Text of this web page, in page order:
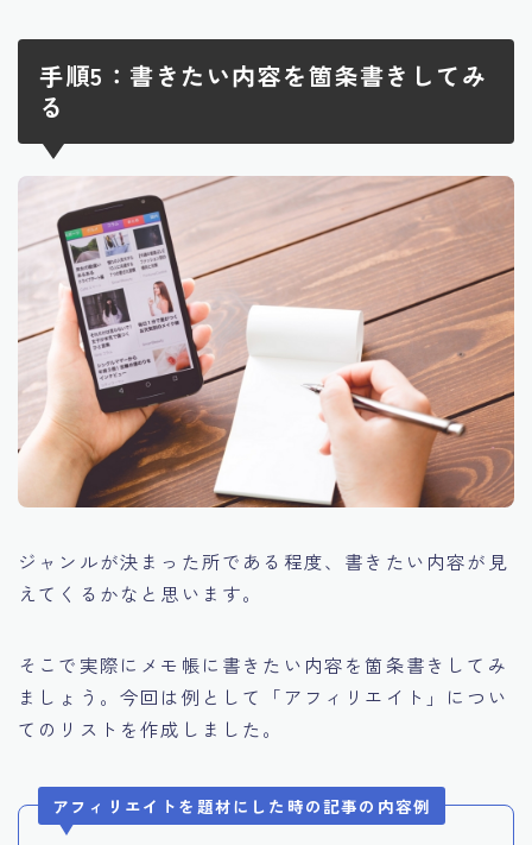
手順5：書きたい内容を箇条書きしてみ
る
ジャンルが決まった所である程度、書きたい内容が見
えてくるかなと思います。
そこで実際にメモ帳に書きたい内容を箇条書きしてみ
ましょう。今回は例として「アフィリエイト」につい
てのリストを作成しました。
アフィリエイトを題材にした時の記事の内容例